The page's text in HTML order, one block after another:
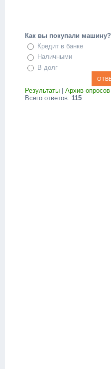
Как вы покупали машину?
Кредит в банке
Наличными
В долг
Результаты
Архив опросов
Всего ответов: 115